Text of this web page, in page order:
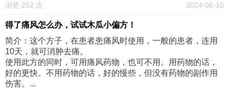
浏览 252 次 2024-06-10
得了痛风怎么办，试试木瓜小偏方！
简介：这个方子，在患者患痛风时使用，一般的患者，连用
10天，就可消肿去痛。
使用此方的同时，可用痛风药物，也可不用。用药物的话，
好的更快。不用药物的话，好的慢些，但没有药物的副作用
伤害。...